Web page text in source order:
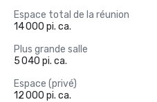
Espace total de la réunion
14 000 pi. ca.
Plus grande salle
5 040 pi. ca.
Espace (privé)
12 000 pi. ca.